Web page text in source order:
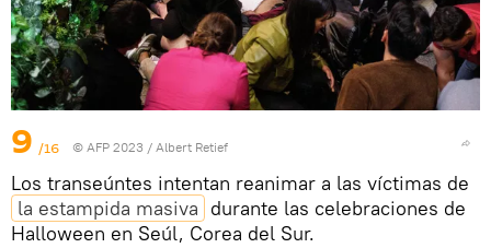
9 /16 © AFP 2023 / Albert Retief
Los transeúntes intentan reanimar a las víctimas de
la estampida masiva durante las celebraciones de
Halloween en Seúl, Corea del Sur.